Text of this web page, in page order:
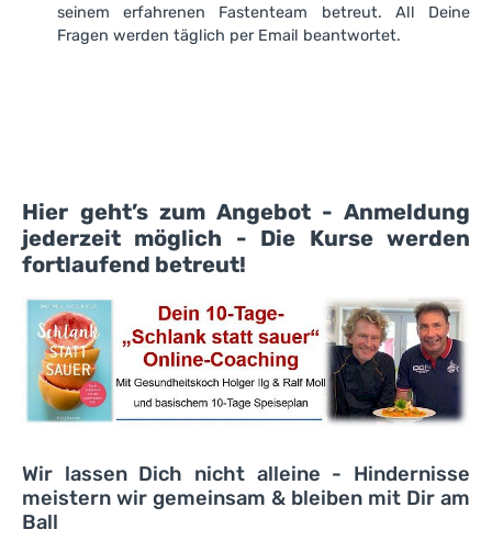
seinem erfahrenen Fastenteam betreut. All Deine
Fragen werden täglich per Email beantwortet.
Hier geht’s zum Angebot - Anmeldung
jederzeit möglich - Die Kurse werden
fortlaufend betreut!
Wir lassen Dich nicht alleine - Hindernisse
meistern wir gemeinsam & bleiben mit Dir am
Ball